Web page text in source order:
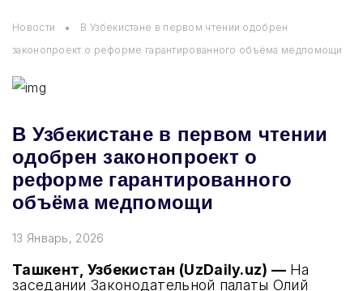
Новости
В Узбекистане в первом чтении одобрен
законопроект о реформе гарантированного объёма медпомощи
В Узбекистане в первом чтении
одобрен законопроект о
реформе гарантированного
объёма медпомощи
13 Январь, 2026
Ташкент, Узбекистан (UzDaily.uz) — На
заседании Законодательной палаты Олий